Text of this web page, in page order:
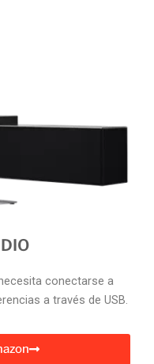
conectarse a
a través de USB.